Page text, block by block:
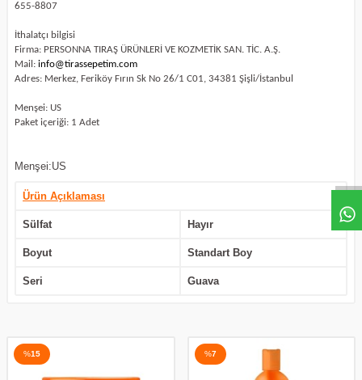
655-8807
İthalatçı bilgisi
Firma: PERSONNA TIRAŞ ÜRÜNLERİ VE KOZMETİK SAN. TİC. A.Ş.
Mail: info@tirassepetim.com
Adres: Merkez, Feriköy Fırın Sk No 26/1 C01, 34381 Şişli/İstanbul
Menşei: US
Paket içeriği: 1 Adet
Menşei:US
Ürün Açıklaması
Sülfat Hayır
Boyut Standart Boy
Seri Guava
%15 %7